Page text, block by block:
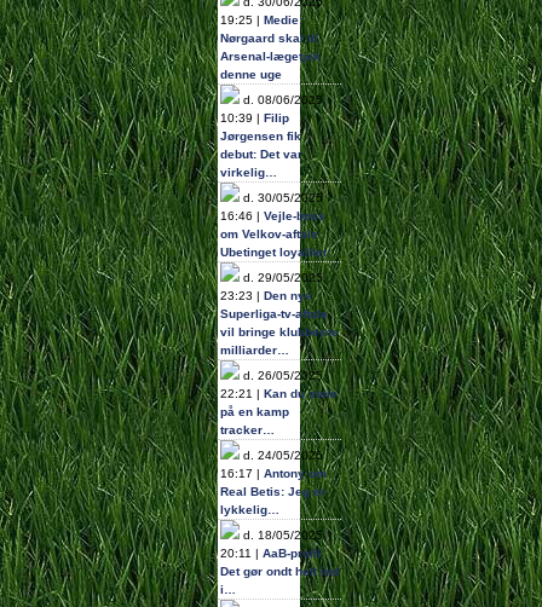
19:25 | Medie:
Nørgaard skal til
Arsenal-lægetjek
denne uge
d. 08/06/2025
10:39 | Filip
Jørgensen fik
debut: Det var
virkelig…
d. 30/05/2025
16:46 | Vejle-boss
om Velkov-aftale:
Ubetinget loyalitet
d. 29/05/2025
23:23 | Den nye
Superliga-tv-aftale
vil bringe klubberne
milliarder…
d. 26/05/2025
22:21 | Kan du stole
på en kamp
tracker…
d. 24/05/2025
16:17 | Antony om
Real Betis: Jeg er
lykkelig…
d. 18/05/2025
20:11 | AaB-profil:
Det gør ondt helt ind
i…